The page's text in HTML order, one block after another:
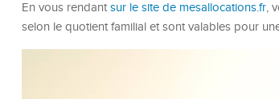
En vous rendant sur le site de mesallocations.fr,
selon le quotient familial et sont valables pour